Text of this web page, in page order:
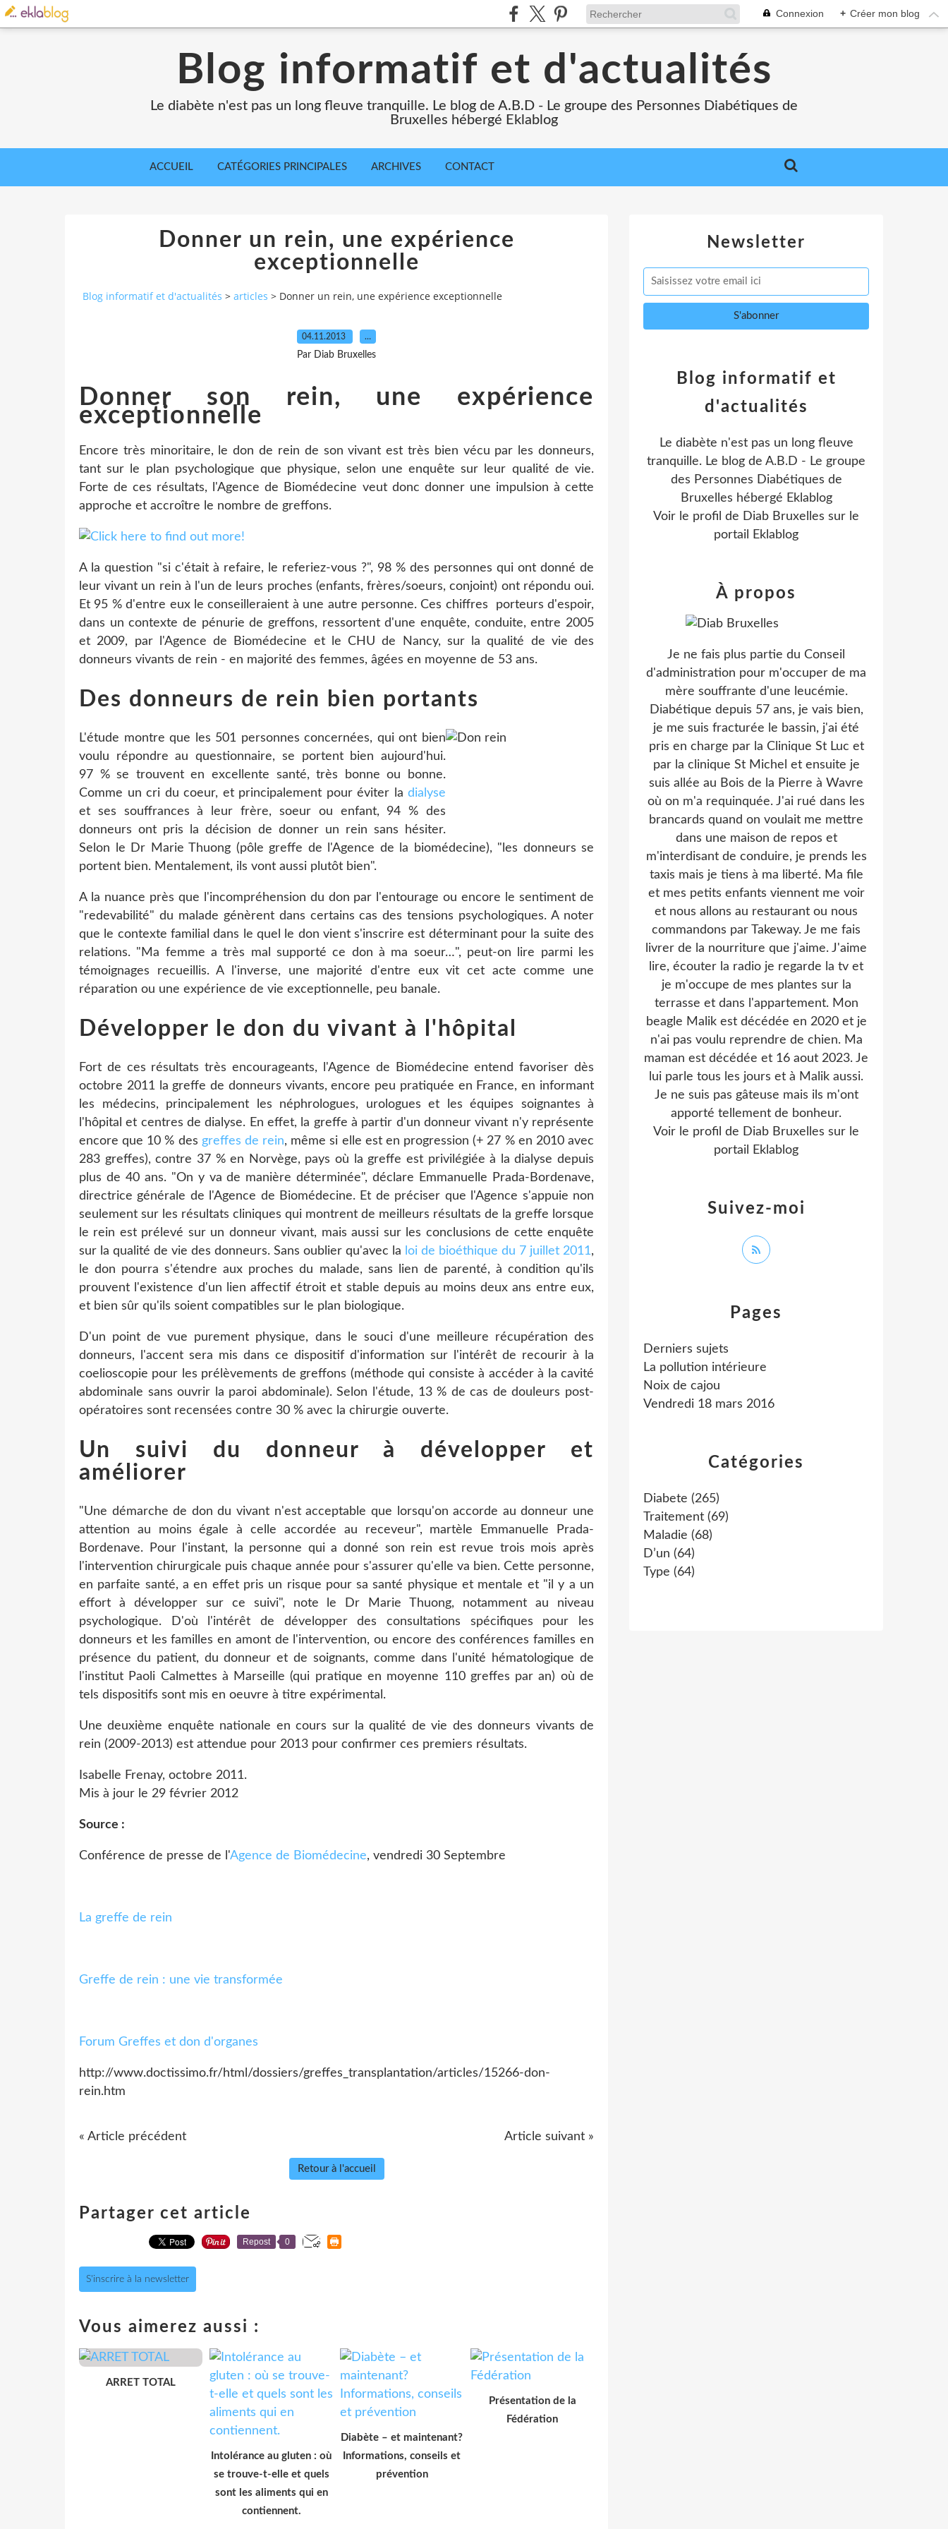
Connexion + Créer mon blog
Blog informatif et d'actualités
Le diabète n'est pas un long fleuve tranquille. Le blog de A.B.D - Le groupe des Personnes Diabétiques de
Bruxelles hébergé Eklablog
ACCUEIL CATÉGORIES PRINCIPALES ARCHIVES CONTACT
Donner un rein, une expérience
exceptionnelle
Blog informatif et d'actualités > articles > Donner un rein, une expérience exceptionnelle
04.11.2013 …
Par Diab Bruxelles
Donner son rein, une expérience
exceptionnelle
Encore très minoritaire, le don de rein de son vivant est très bien vécu par les donneurs,
tant sur le plan psychologique que physique, selon une enquête sur leur qualité de vie.
Forte de ces résultats, l'Agence de Biomédecine veut donc donner une impulsion à cette
approche et accroître le nombre de greffons.
A la question "si c'était à refaire, le referiez-vous ?", 98 % des personnes qui ont donné de
leur vivant un rein à l'un de leurs proches (enfants, frères/soeurs, conjoint) ont répondu oui.
Et 95 % d'entre eux le conseilleraient à une autre personne. Ces chiffres porteurs d'espoir,
dans un contexte de pénurie de greffons, ressortent d'une enquête, conduite, entre 2005
et 2009, par l'Agence de Biomédecine et le CHU de Nancy, sur la qualité de vie des
donneurs vivants de rein - en majorité des femmes, âgées en moyenne de 53 ans.
Des donneurs de rein bien portants
L'étude montre que les 501 personnes concernées, qui ont bien
voulu répondre au questionnaire, se portent bien aujourd'hui.
97 % se trouvent en excellente santé, très bonne ou bonne.
Comme un cri du coeur, et principalement pour éviter la dialyse
et ses souffrances à leur frère, soeur ou enfant, 94 % des
donneurs ont pris la décision de donner un rein sans hésiter.
Selon le Dr Marie Thuong (pôle greffe de l'Agence de la biomédecine), "les donneurs se
portent bien. Mentalement, ils vont aussi plutôt bien".
A la nuance près que l'incompréhension du don par l'entourage ou encore le sentiment de
"redevabilité" du malade génèrent dans certains cas des tensions psychologiques. A noter
que le contexte familial dans le quel le don vient s'inscrire est déterminant pour la suite des
relations. "Ma femme a très mal supporté ce don à ma soeur…", peut-on lire parmi les
témoignages recueillis. A l'inverse, une majorité d'entre eux vit cet acte comme une
réparation ou une expérience de vie exceptionnelle, peu banale.
Développer le don du vivant à l'hôpital
Fort de ces résultats très encourageants, l'Agence de Biomédecine entend favoriser dès
octobre 2011 la greffe de donneurs vivants, encore peu pratiquée en France, en informant
les médecins, principalement les néphrologues, urologues et les équipes soignantes à
l'hôpital et centres de dialyse. En effet, la greffe à partir d'un donneur vivant n'y représente
encore que 10 % des greffes de rein, même si elle est en progression (+ 27 % en 2010 avec
283 greffes), contre 37 % en Norvège, pays où la greffe est privilégiée à la dialyse depuis
plus de 40 ans. "On y va de manière déterminée", déclare Emmanuelle Prada-Bordenave,
directrice générale de l'Agence de Biomédecine. Et de préciser que l'Agence s'appuie non
seulement sur les résultats cliniques qui montrent de meilleurs résultats de la greffe lorsque
le rein est prélevé sur un donneur vivant, mais aussi sur les conclusions de cette enquête
sur la qualité de vie des donneurs. Sans oublier qu'avec la loi de bioéthique du 7 juillet 2011,
le don pourra s'étendre aux proches du malade, sans lien de parenté, à condition qu'ils
prouvent l'existence d'un lien affectif étroit et stable depuis au moins deux ans entre eux,
et bien sûr qu'ils soient compatibles sur le plan biologique.
D'un point de vue purement physique, dans le souci d'une meilleure récupération des
donneurs, l'accent sera mis dans ce dispositif d'information sur l'intérêt de recourir à la
coelioscopie pour les prélèvements de greffons (méthode qui consiste à accéder à la cavité
abdominale sans ouvrir la paroi abdominale). Selon l'étude, 13 % de cas de douleurs post-
opératoires sont recensées contre 30 % avec la chirurgie ouverte.
Un suivi du donneur à développer et
améliorer
"Une démarche de don du vivant n'est acceptable que lorsqu'on accorde au donneur une
attention au moins égale à celle accordée au receveur", martèle Emmanuelle Prada-
Bordenave. Pour l'instant, la personne qui a donné son rein est revue trois mois après
l'intervention chirurgicale puis chaque année pour s'assurer qu'elle va bien. Cette personne,
en parfaite santé, a en effet pris un risque pour sa santé physique et mentale et "il y a un
effort à développer sur ce suivi", note le Dr Marie Thuong, notamment au niveau
psychologique. D'où l'intérêt de développer des consultations spécifiques pour les
donneurs et les familles en amont de l'intervention, ou encore des conférences familles en
présence du patient, du donneur et de soignants, comme dans l'unité hématologique de
l'institut Paoli Calmettes à Marseille (qui pratique en moyenne 110 greffes par an) où de
tels dispositifs sont mis en oeuvre à titre expérimental.
Une deuxième enquête nationale en cours sur la qualité de vie des donneurs vivants de
rein (2009-2013) est attendue pour 2013 pour confirmer ces premiers résultats.
Isabelle Frenay, octobre 2011.
Mis à jour le 29 février 2012
Source :
Conférence de presse de l'Agence de Biomédecine, vendredi 30 Septembre
La greffe de rein
Greffe de rein : une vie transformée
Forum Greffes et don d'organes
http://www.doctissimo.fr/html/dossiers/greffes_transplantation/articles/15266-don-
rein.htm
« Article précédent Article suivant »
Retour à l'accueil
Partager cet article
Repost 0
S'inscrire à la newsletter
Vous aimerez aussi :
ARRET TOTAL
Intolérance au gluten : où
se trouve-t-elle et quels
sont les aliments qui en
contiennent.
Diabète – et maintenant?
Informations, conseils et
prévention
Présentation de la
Fédération
Newsletter
Catégories
Diabete (265)
Traitement (69)
Maladie (68)
D’un (64)
Type (64)
Pages
Derniers sujets
La pollution intérieure
Noix de cajou
Vendredi 18 mars 2016
Blog informatif et
d'actualités
Le diabète n'est pas un long fleuve
tranquille. Le blog de A.B.D - Le groupe
des Personnes Diabétiques de
Bruxelles hébergé Eklablog
Voir le profil de Diab Bruxelles sur le
portail Eklablog
Suivez-moi
À propos
Je ne fais plus partie du Conseil
d'administration pour m'occuper de ma
mère souffrante d'une leucémie.
Diabétique depuis 57 ans, je vais bien,
je me suis fracturée le bassin, j'ai été
pris en charge par la Clinique St Luc et
par la clinique St Michel et ensuite je
suis allée au Bois de la Pierre à Wavre
où on m'a requinquée. J'ai rué dans les
brancards quand on voulait me mettre
dans une maison de repos et
m'interdisant de conduire, je prends les
taxis mais je tiens à ma liberté. Ma file
et mes petits enfants viennent me voir
et nous allons au restaurant ou nous
commandons par Takeway. Je me fais
livrer de la nourriture que j'aime. J'aime
lire, écouter la radio je regarde la tv et
je m'occupe de mes plantes sur la
terrasse et dans l'appartement. Mon
beagle Malik est décédée en 2020 et je
n'ai pas voulu reprendre de chien. Ma
maman est décédée et 16 aout 2023. Je
lui parle tous les jours et à Malik aussi.
Je ne suis pas gâteuse mais ils m'ont
apporté tellement de bonheur.
Voir le profil de Diab Bruxelles sur le
portail Eklablog